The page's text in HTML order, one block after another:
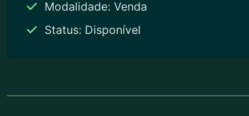
Modalidade: Venda
Status: Disponível